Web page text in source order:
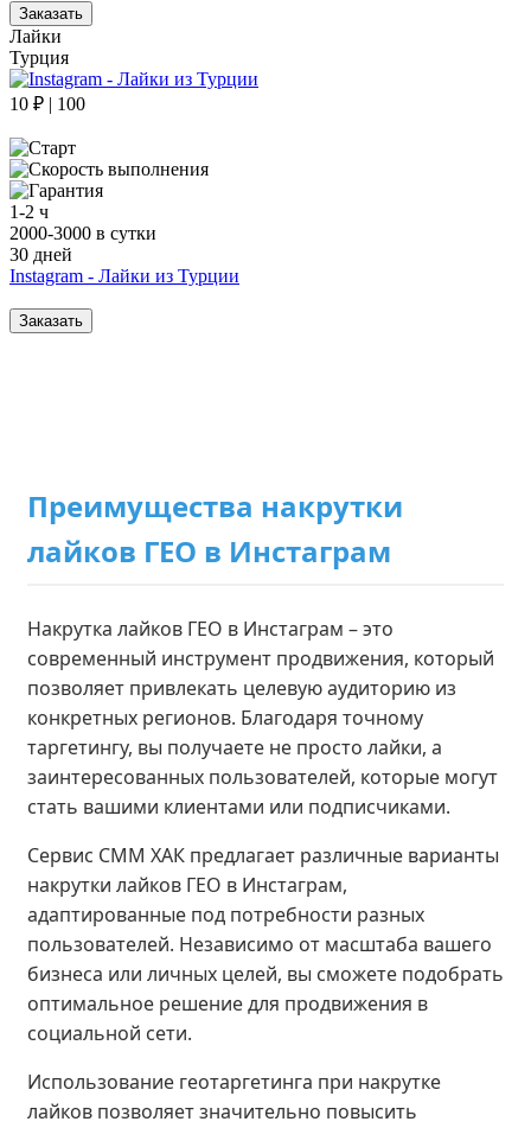
Заказать
Лайки
Турция
10 ₽ | 100
1-2 ч
2000-3000 в сутки
30 дней
Instagram - Лайки из Турции
Заказать
Преимущества накрутки
лайков ГЕО в Инстаграм
Накрутка лайков ГЕО в Инстаграм – это
современный инструмент продвижения, который
позволяет привлекать целевую аудиторию из
конкретных регионов. Благодаря точному
таргетингу, вы получаете не просто лайки, а
заинтересованных пользователей, которые могут
стать вашими клиентами или подписчиками.
Сервис СММ ХАК предлагает различные варианты
накрутки лайков ГЕО в Инстаграм,
адаптированные под потребности разных
пользователей. Независимо от масштаба вашего
бизнеса или личных целей, вы сможете подобрать
оптимальное решение для продвижения в
социальной сети.
Использование геотаргетинга при накрутке
лайков позволяет значительно повысить